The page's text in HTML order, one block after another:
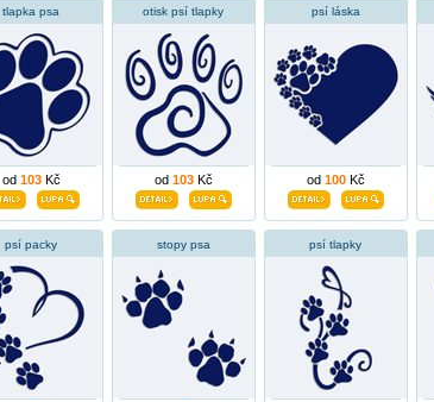
tlapka psa
od 103Kč
otisk psí tlapky
od 103Kč
psí láska
od 100Kč
psí packy stopy psa psí tlapky